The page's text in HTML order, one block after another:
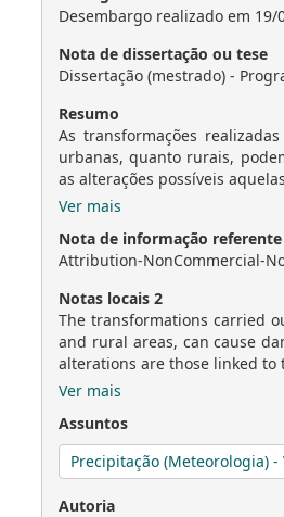
Desembargo realizado em 19/
Nota de dissertação ou tese
Dissertação (mestrado) -
Resumo
As transformações
urbanas, quanto rurais,
as alterações possíveis
Ver mais
Nota de informação
Attribution-NonCommercial-
Notas locais 2
The transformations carried
and rural areas, can cause
alterations are those linked to
Ver mais
Assuntos
Precipitação (Meteorologia)
Autoria